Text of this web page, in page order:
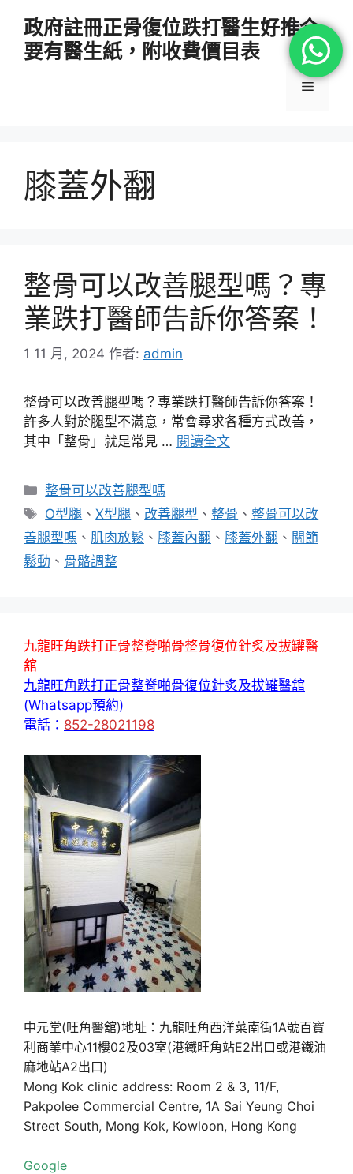
政府註冊正骨復位跌打醫生好推介
要有醫生紙，附收費價目表
選
膝蓋外翻
整骨可以改善腿型嗎？專
業跌打醫師告訴你答案！
1 11 月, 2024 作者: admin
整骨可以改善腿型嗎？專業跌打醫師告訴你答案！
許多人對於腿型不滿意，常會尋求各種方式改善，
其中「整骨」就是常見 … 閱讀全文
分
類
整骨可以改善腿型嗎
標
籤
O型腿 、X型腿 、 改善腿型 、整骨 、整骨可以改
善腿型嗎 、 肌肉放鬆 、 膝蓋內翻 、 膝蓋外翻 、 關節
鬆動 、 骨骼調整
九龍旺角跌打正骨整脊啪骨整骨復位針炙及拔罐醫
舘
九龍旺角跌打正骨整脊啪骨復位針炙及拔罐醫舘
(Whatsapp預約)
電話： 852-28021198
中元堂(旺角醫舘)地址：九龍旺角西洋菜南街1A號百寶
利商業中心11樓02及03室(港鐵旺角站E2出口或港鐵油
麻地站A2出口)
Mong Kok clinic address: Room 2 & 3, 11/F,
Pakpolee Commercial Centre, 1A Sai Yeung Choi
Street South, Mong Kok, Kowloon, Hong Kong
Google